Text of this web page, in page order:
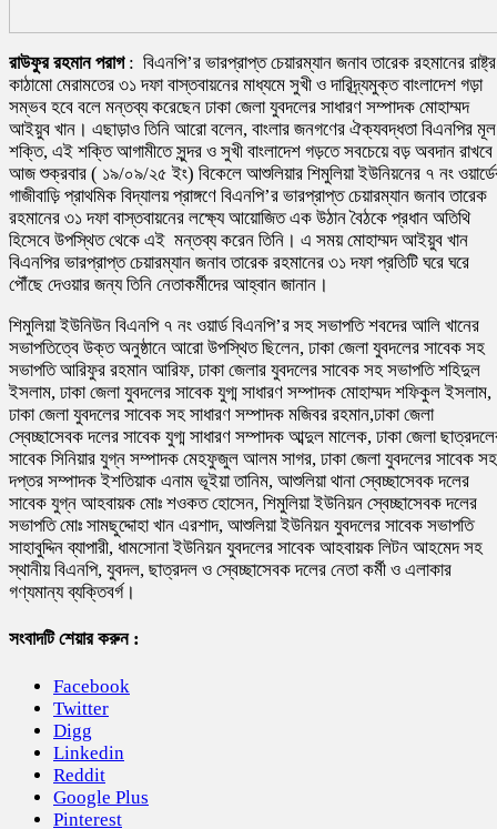
রাউফুর রহমান পরাগ: বিএনপি’র ভারপ্রাপ্ত চেয়ারম্যান জনাব তারেক রহমানের রাষ্ট্র
কাঠামো মেরামতের ৩১ দফা বাস্তবায়নের মাধ্যমে সুখী ও দারিদ্র্যমুক্ত বাংলাদেশ গড়া
সম্ভব হবে বলে মন্তব্য করেছেন ঢাকা জেলা যুবদলের সাধারণ সম্পাদক মোহাম্মদ
আইয়ুব খান। এছাড়াও তিনি আরো বলেন, বাংলার জনগণের ঐক্যবদ্ধতা বিএনপির মূল
শক্তি, এই শক্তি আগামীতে সুন্দর ও সুখী বাংলাদেশ গড়তে সবচেয়ে বড় অবদান
আজ শুক্রবার ( ১৯/০৯/২৫ ইং) বিকেলে আশুলিয়ার শিমুলিয়া ইউনিয়নের ৭ নং
গাজীবাড়ি প্রাথমিক বিদ্যালয় প্রাঙ্গণে বিএনপি’র ভারপ্রাপ্ত চেয়ারম্যান জনাব তারেক
রহমানের ৩১ দফা বাস্তবায়নের লক্ষ্যে আয়োজিত এক উঠান বৈঠকে প্রধান অতিথি
হিসেবে উপস্থিত থেকে এই মন্তব্য করেন তিনি। এ সময় মোহাম্মদ আইয়ুব খান
বিএনপির ভারপ্রাপ্ত চেয়ারম্যান জনাব তারেক রহমানের ৩১ দফা প্রতিটি ঘরে ঘরে
পৌঁছে দেওয়ার জন্য তিনি নেতাকর্মীদের আহ্বান জানান।
শিমুলিয়া ইউনিউন বিএনপি ৭ নং ওয়ার্ড বিএনপি’র সহ সভাপতি শবদের আলি খানের
সভাপতিত্বে উক্ত অনুষ্ঠানে আরো উপস্থিত ছিলেন, ঢাকা জেলা যুবদলের সাবেক সহ
সভাপতি আরিফুর রহমান আরিফ, ঢাকা জেলার যুবদলের সাবেক সহ সভাপতি শহিদুল
ইসলাম, ঢাকা জেলা যুবদলের সাবেক যুগ্ম সাধারণ সম্পাদক মোহাম্মদ শফিকুল ইসলাম,
ঢাকা জেলা যুবদলের সাবেক সহ সাধারণ সম্পাদক মজিবর রহমান,ঢাকা জেলা
স্বেচ্ছাসেবক দলের সাবেক যুগ্ম সাধারণ সম্পাদক আব্দুল মালেক, ঢাকা জেলা
সাবেক সিনিয়ার যুগ্ন সম্পাদক মেহফুজুল আলম সাগর, ঢাকা জেলা যুবদলের সাবেক সহ
দপ্তর সম্পাদক ইশতিয়াক এনাম ভূইয়া তানিম, আশুলিয়া থানা স্বেচ্ছাসেবক দলের
সাবেক যুগ্ন আহবায়ক মোঃ শওকত হোসেন, শিমুলিয়া ইউনিয়ন স্বেচ্ছাসেবক দলের
সভাপতি মোঃ সামছুদ্দোহা খান এরশাদ, আশুলিয়া ইউনিয়ন যুবদলের সাবেক সভাপতি
সাহাবুদ্দিন ব্যাপারী, ধামসোনা ইউনিয়ন যুবদলের সাবেক আহবায়ক লিটন আহমেদ সহ
স্থানীয় বিএনপি, যুবদল, ছাত্রদল ও স্বেচ্ছাসেবক দলের নেতা কর্মী ও এলাকার
গণ্যমান্য ব্যক্তিবর্গ।
সংবাদটি শেয়ার করুন :
Facebook
Twitter
Digg
Linkedin
Reddit
Google Plus
Pinterest